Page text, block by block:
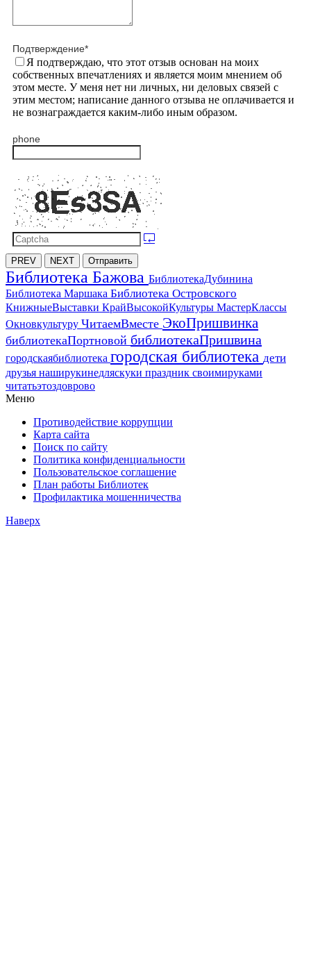
Подтверждение*
Я подтверждаю, что этот отзыв основан на моих
собственных впечатлениях и является моим мнением об
этом месте. У меня нет ни личных, ни деловых связей с
этим местом; написание данного отзыва не оплачивается и
не вознаграждается каким-либо иным образом.
phone
PREV NEXT Отправить
Библиотека Бажова БиблиотекаДубинина
Библиотека Маршака Библиотека Островского
КнижныеВыставки КрайВысокойКультуры МастерКлассы
Окновкультуру ЧитаемВместе ЭкоПришвинка
библиотекаПортновой библиотекаПришвина
городскаябиблиотека городская библиотека дети
друзья наширукинедляскуки праздник своимируками
читатьэтоздоврово
Меню
Противодействие коррупции
Карта сайта
Поиск по сайту
Политика конфиденциальности
Пользовательское соглашение
План работы Библиотек
Профилактика мошенничества
Наверх